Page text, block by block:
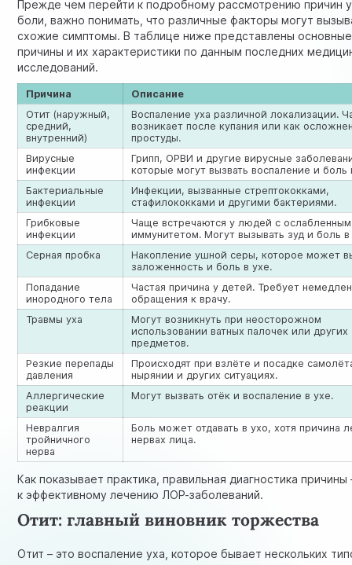
Прежде чем перейти к подробному рассмотрению причин
боли, важно понимать, что различные факторы могут
схожие симптомы. В таблице ниже представлены основные
причины и их характеристики по данным последних
исследований.
Причина
Описание
Отит (наружный,
средний,
внутренний)
Воспаление уха различной локализации.
возникает после купания или как
простуды.
Вирусные
инфекции
Грипп, ОРВИ и другие вирусные
которые могут вызвать воспаление и боль
Бактериальные
инфекции
Инфекции, вызванные стрептококками,
стафилококками и другими бактериями.
Грибковые
инфекции
Чаще встречаются у людей с ослабленным
иммунитетом. Могут вызывать зуд и боль в
Серная пробка
Накопление ушной серы, которое может
заложенность и боль в ухе.
Попадание
инородного тела
Частая причина у детей. Требует
обращения к врачу.
Травмы уха
Могут возникнуть при неосторожном
использовании ватных палочек или других
предметов.
Резкие перепады
давления
Происходят при взлёте и посадке
нырянии и других ситуациях.
Аллергические
реакции
Могут вызвать отёк и воспаление в ухе.
Невралгия
тройничного
нерва
Боль может отдавать в ухо, хотя причина
нервах лица.
Как показывает практика, правильная диагностика причины
к эффективному лечению ЛОР-заболеваний.
Отит: главный виновник торжества
Отит – это воспаление уха, которое бывает нескольких